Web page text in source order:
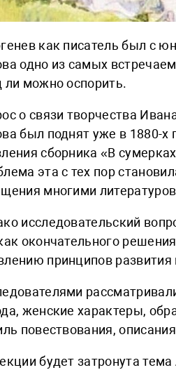
как писатель был с
одно из самых
ли можно оспорить.
о связи творчества
был поднят уже в 1880-х
сборника «В
эта с тех пор
многими
исследовательский
окончательного
принципов развития
женские характеры,
повествования,
будет затронута